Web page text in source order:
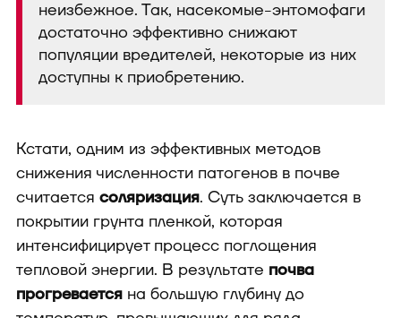
неизбежное. Так, насекомые-энтомофаги
достаточно эффективно снижают
популяции вредителей, некоторые из них
доступны к приобретению.
Кстати, одним из эффективных методов
снижения численности патогенов в почве
считается соляризация. Суть заключается в
покрытии грунта пленкой, которая
интенсифицирует процесс поглощения
тепловой энергии. В результате почва
прогревается на большую глубину до